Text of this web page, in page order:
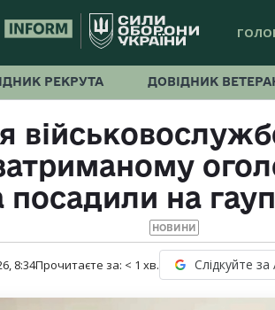
РЕКРУТА ДОВІДНИК
посадили на
НОВИНИ
8:34Прочитаєте за: < 1 хв. Слідкуйте